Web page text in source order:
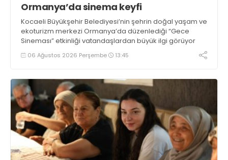
Ormanya’da sinema keyfi
Kocaeli Büyükşehir Belediyesi’nin şehrin doğal yaşam ve
ekoturizm merkezi Ormanya’da düzenlediği “Gece
Sineması” etkinliği vatandaşlardan büyük ilgi görüyor
06 Ağustos 2026 Perşembe 13:45